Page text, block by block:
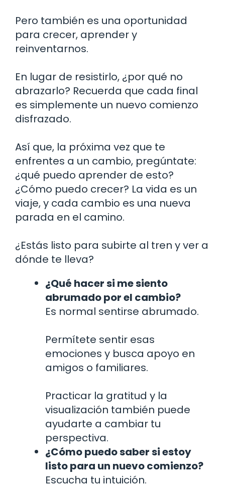
Pero también es una oportunidad
para crecer, aprender y
reinventarnos.
En lugar de resistirlo, ¿por qué no
abrazarlo? Recuerda que cada final
es simplemente un nuevo comienzo
disfrazado.
Así que, la próxima vez que te
enfrentes a un cambio, pregúntate:
¿qué puedo aprender de esto?
¿Cómo puedo crecer? La vida es un
viaje, y cada cambio es una nueva
parada en el camino.
¿Estás listo para subirte al tren y ver a
dónde te lleva?
¿Qué hacer si me siento
abrumado por el cambio?
Es normal sentirse abrumado.
Permítete sentir esas
emociones y busca apoyo en
amigos o familiares.
Practicar la gratitud y la
visualización también puede
ayudarte a cambiar tu
perspectiva.
¿Cómo puedo saber si estoy
listo para un nuevo comienzo?
Escucha tu intuición.